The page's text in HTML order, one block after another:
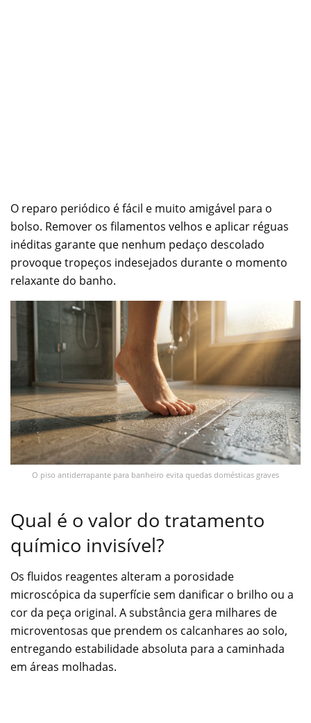
O reparo periódico é fácil e muito amigável para o
bolso. Remover os filamentos velhos e aplicar réguas
inéditas garante que nenhum pedaço descolado
provoque tropeços indesejados durante o momento
relaxante do banho.
O piso antiderrapante para banheiro evita quedas domésticas graves
Qual é o valor do tratamento
químico invisível?
Os fluidos reagentes alteram a porosidade
microscópica da superfície sem danificar o brilho ou a
cor da peça original. A substância gera milhares de
microventosas que prendem os calcanhares ao solo,
entregando estabilidade absoluta para a caminhada
em áreas molhadas.